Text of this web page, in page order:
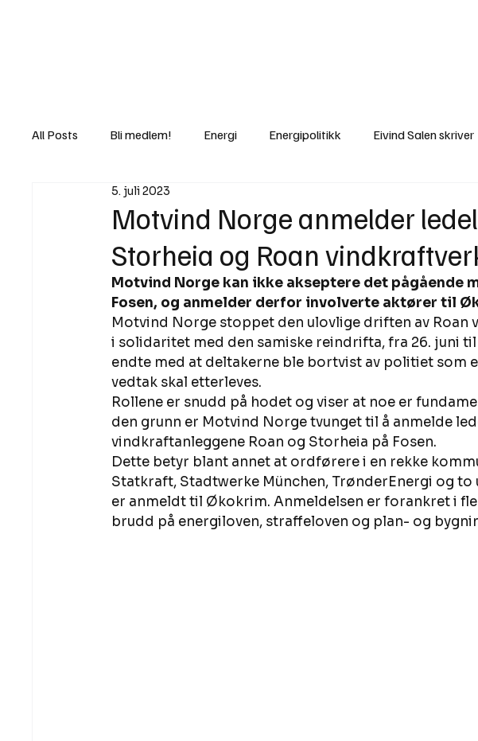
All Posts Bli medlem! Energi Energipolitikk Eivind Salen skriver
Lov og rett Lovbrudd
Rettslige skritt i Klartekst Ukens innlegg Utvalgte artikler
Motvind Norge anmelder
Storheia og Roan
5. juli 2023
Motvind Norge kan ikke akseptere det pågående
Fosen, og anmelder derfor involverte aktører til
Motvind Norge stoppet den ulovlige driften av Roan
i solidaritet med den samiske reindrifta, fra 26. juni
endte med at deltakerne ble bortvist av politiet som
vedtak skal etterleves.
Rollene er snudd på hodet og viser at noe er
den grunn er Motvind Norge tvunget til å anmelde
vindkraftanleggene Roan og Storheia på Fosen.
Dette betyr blant annet at ordførere i en rekke
Statkraft, Stadtwerke München, TrønderEnergi og
er anmeldt til Økokrim. Anmeldelsen er forankret i
brudd på energiloven, straffeloven og plan- og